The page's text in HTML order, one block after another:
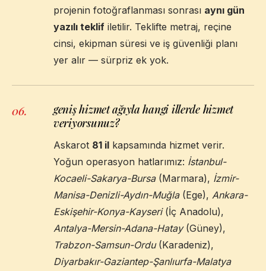
projenin fotoğraflanması sonrası aynı gün
yazılı teklif iletilir. Teklifte metraj, reçine
cinsi, ekipman süresi ve iş güvenliği planı
yer alır — sürpriz ek yok.
06.
geniş hizmet ağıyla hangi illerde hizmet
veriyorsunuz?
Askarot 81 il kapsamında hizmet verir.
Yoğun operasyon hatlarımız: İstanbul-
Kocaeli-Sakarya-Bursa(Marmara), İzmir-
Manisa-Denizli-Aydın-Muğla(Ege), Ankara-
Eskişehir-Konya-Kayseri(İç Anadolu),
Antalya-Mersin-Adana-Hatay(Güney),
Trabzon-Samsun-Ordu(Karadeniz),
Diyarbakır-Gaziantep-Şanlıurfa-Malatya